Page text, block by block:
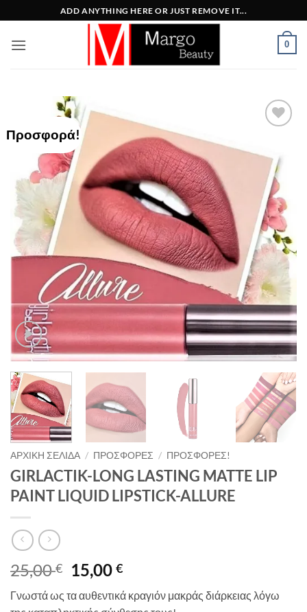
στο
περιεχόμενο
ADD ANYTHING HERE OR JUST REMOVE IT...
0
Προσφορά!
Wishlist
ΑΡΧΙΚΉ ΣΕΛΊΔΑ / ΠΡΟΣΦΟΡΈΣ / ΠΡΟΣΦΟΡΈΣ!
GIRLACTIK-LONG LASTING MATTE LIP
PAINT LIQUID LIPSTICK-ALLURE
25,00€
Original
price
was:
15,00€Η
τρέχουσα
τιμή
Γνωστά ως τα αυθεντικά κραγιόν μακράς διάρκειας λόγω